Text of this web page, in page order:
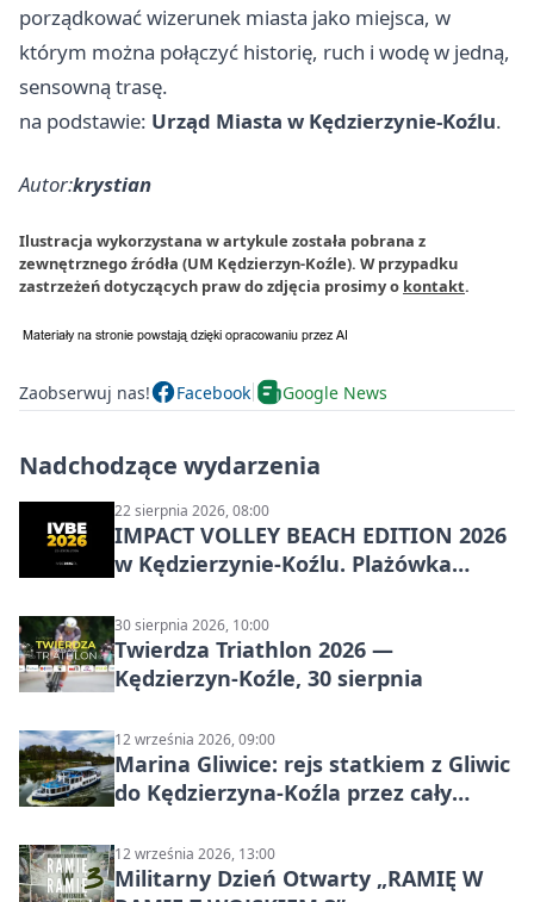
porządkować wizerunek miasta jako miejsca, w
którym można połączyć historię, ruch i wodę w jedną,
sensowną trasę.
na podstawie: Urząd Miasta w Kędzierzynie-Koźlu.
Autor:krystian
Ilustracja wykorzystana w artykule została pobrana z
zewnętrznego źródła (UM Kędzierzyn-Koźle). W przypadku
zastrzeżeń dotyczących praw do zdjęcia prosimy o kontakt.
Zaobserwuj nas! Facebook Google News
Nadchodzące wydarzenia
22 sierpnia 2026, 08:00
IMPACT VOLLEY BEACH EDITION 2026
w Kędzierzynie-Koźlu. Plażówka
30 sierpnia 2026, 10:00
Twierdza Triathlon 2026 —
Kędzierzyn-Koźle, 30 sierpnia
12 września 2026, 09:00
Marina Gliwice: rejs statkiem z Gliwic
do Kędzierzyna-Koźla przez cały
12 września 2026, 13:00
Militarny Dzień Otwarty „RAMIĘ W